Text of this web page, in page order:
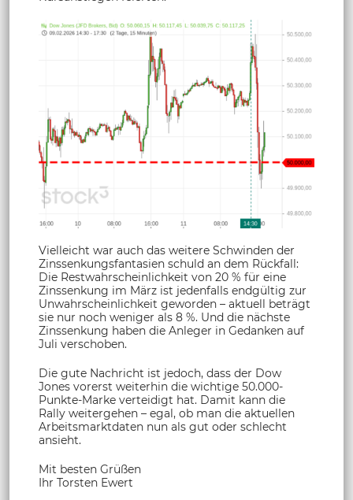
Vielleicht war auch das weitere Schwinden der
Zinssenkungsfantasien schuld an dem Rückfall:
Die Restwahrscheinlichkeit von 20 % für eine
Zinssenkung im März ist jedenfalls endgültig zur
Unwahrscheinlichkeit geworden – aktuell beträgt
sie nur noch weniger als 8 %. Und die nächste
Zinssenkung haben die Anleger in Gedanken auf
Juli verschoben.
Die gute Nachricht ist jedoch, dass der Dow
Jones vorerst weiterhin die wichtige 50.000-
Punkte-Marke verteidigt hat. Damit kann die
Rally weitergehen – egal, ob man die aktuellen
Arbeitsmarktdaten nun als gut oder schlecht
ansieht.
Mit besten Grüßen
Ihr Torsten Ewert